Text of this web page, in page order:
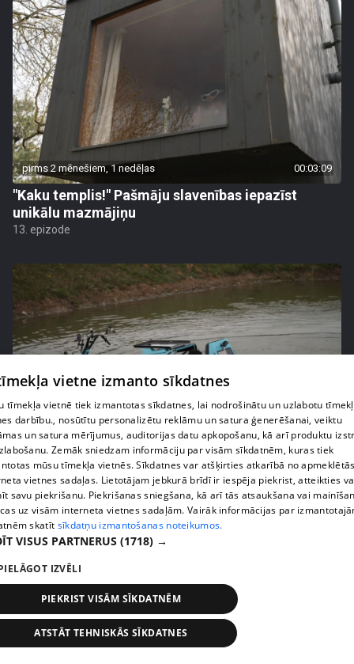
pirms 2 mēnešiem, 1 nedēļas 00:03:09
"Kaku templis!" Pašmāju slavenības iepazīst
unikālu mazmājiņu
13. epizode
pirms 2 mēnešiem, 2 nedēļām 00:04:41
Pašmāju slavenības ļaujas sānslīdēm ar unikālu
transportlīdzekli
13. epizode
vietne izmanto sīkdatnes
tīmekļa vietnē tiek izmantotas sīkdatnes, lai nodrošinātu un uzlabotu
darbību., nosūtītu personalizētu reklāmu un satura ģenerēšanai, veiktu
un satura mērījumus, auditorijas datu apkopošanu, kā arī produktu
Zemāk sniedzam informāciju par visām sīkdatnēm, kuras tiek
mūsu tīmekļa vietnēs. Sīkdatnes var atšķirties atkarībā no
vietnes sadaļas. Lietotājam jebkurā brīdī ir iespēja piekrist, atteikties
savu piekrišanu. Piekrišanas sniegšana, kā arī tās atsaukšana vai
uz visām interneta vietnes sadaļām. Vairāk informācijas par
skatīt sīkdatņu izmantošanas noteikumos.
VISUS PARTNERUS (1718) →
IZVĒLI
PIEKRIST VISĀM SĪKDATNĒM
ATSTĀT TEHNISKĀS SĪKDATNES